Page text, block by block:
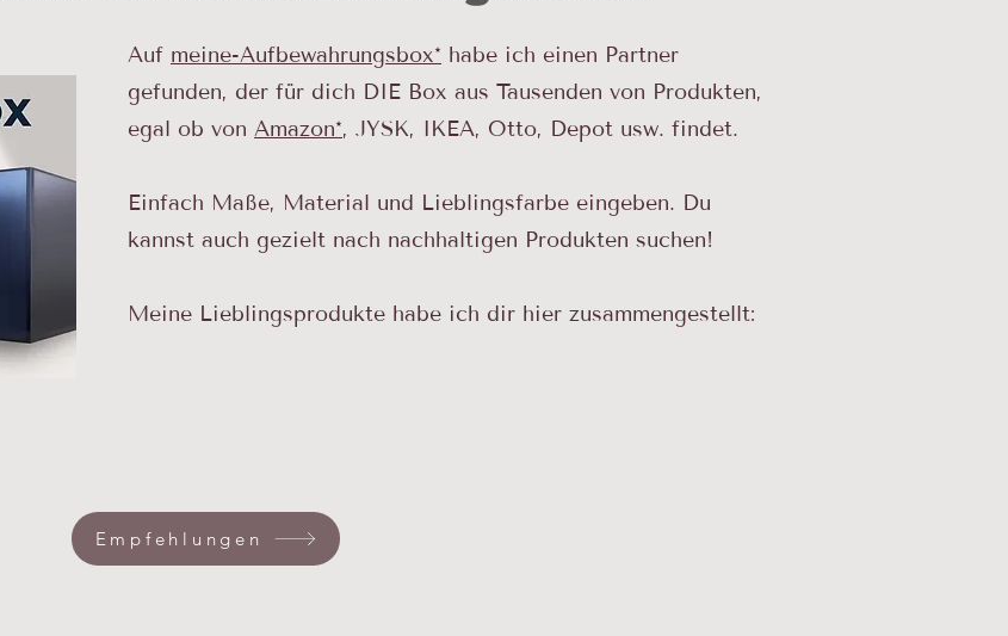
Auf meine-Aufbewahrungsbox* habe ich einen Partner
gefunden, der für dich DIE Box aus Tausenden von Produkten,
egal ob von Amazon*, JYSK, IKEA, Otto, Depot usw. findet.
Einfach Maße, Material und Lieblingsfarbe eingeben. Du
kannst auch gezielt nach nachhaltigen Produkten suchen!
Meine Lieblingsprodukte habe ich dir hier zusammengestellt:​
Empfehlungen